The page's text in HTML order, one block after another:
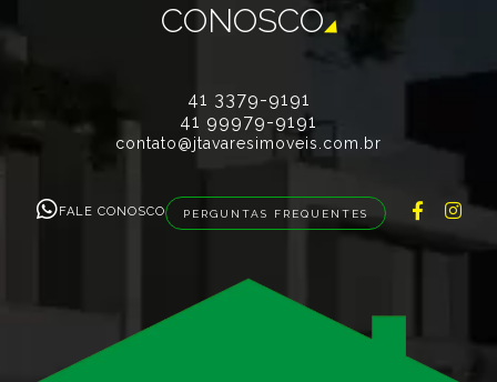
CONOSCO
41 3379-9191
41 99979-9191
contato@jtavaresimoveis.com.br
FALE CONOSCO PERGUNTAS FREQUENTES